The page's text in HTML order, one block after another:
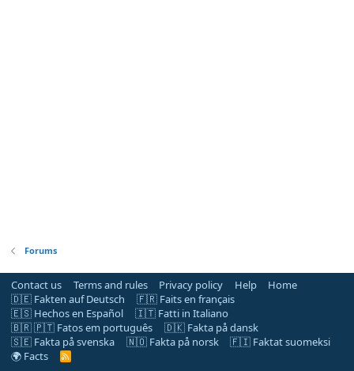
Forums
Contact us Terms and rules Privacy policy Help
Home
🇩🇪 Fakten auf Deutsch
🇫🇷 Faits en français
🇪🇸 Hechos en Español
🇮🇹 Fatti in Italiano
🇧🇷 🇵🇹 Fatos em português
🇩🇰 Fakta på dansk
🇸🇪 Fakta på svenska
🇳🇴 Fakta på norsk
🇫🇮 Faktat suomeksi
🌍 Facts
R